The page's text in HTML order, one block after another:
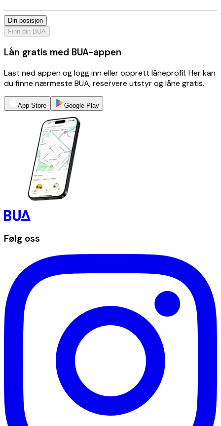
Din posisjon
Finn din BUA
Lån gratis med BUA-appen
Last ned appen og logg inn eller opprett låneprofil. Her kan
du finne nærmeste BUA, reservere utstyr og låne gratis.
App Store Google Play
Følg oss